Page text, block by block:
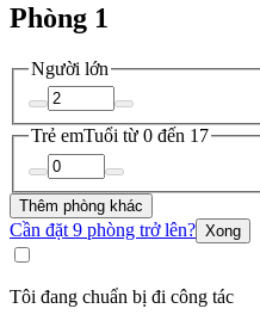
Phòng 1
Người lớn
Trẻ emTuổi từ 0 đến 17
Thêm phòng khác
Cần đặt 9 phòng trở lên? Xong
Tôi đang chuẩn bị đi công tác